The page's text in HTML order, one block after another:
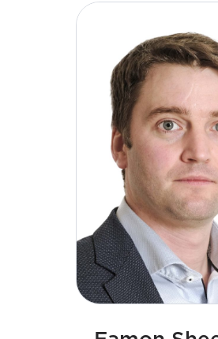
budowy wiodącej
inżynieryjnej, która
energetyczną. Jego
zaangażowanie w kulturę
kształtują kolejny etap
posiada dyplom inżyniera
zarządzania